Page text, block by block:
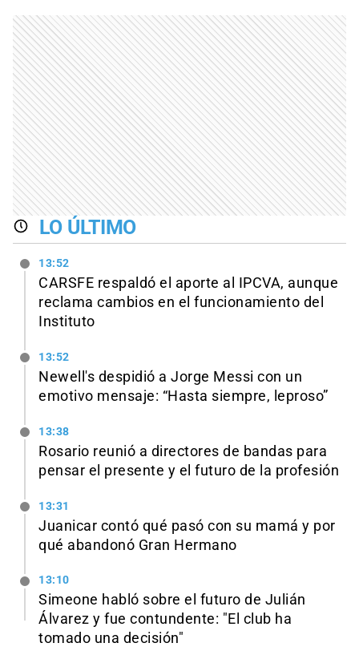
LO ÚLTIMO
13:52
CARSFE respaldó el aporte al IPCVA, aunque
reclama cambios en el funcionamiento del
Instituto
13:52
Newell's despidió a Jorge Messi con un
emotivo mensaje: “Hasta siempre, leproso”
13:38
Rosario reunió a directores de bandas para
pensar el presente y el futuro de la profesión
13:31
Juanicar contó qué pasó con su mamá y por
qué abandonó Gran Hermano
13:10
Simeone habló sobre el futuro de Julián
Álvarez y fue contundente: "El club ha
tomado una decisión"